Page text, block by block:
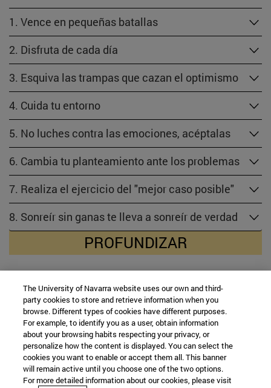
1. Vence en pequeñas batallas
2. Disfruta de cada día
3. Esquiva las trampas que cazan el optimismo
4. Cuida tu entorno
5. No luches contra las emociones, acéptalas
6. Cambia tu planteamiento ante los problemas
7. Realiza el ejercicio del "mejor caso posible"
8. Sonreír sin ganas te lleva a sonreír de verdad
PROFUNDIZAR
Recursos
1. Artículos
The University of Navarra website uses our own and third-
party cookies to store and retrieve information when you
browse. Different types of cookies have different purposes.
For example, to identify you as a user, obtain information
about your browsing habits respecting your privacy, or
personalize how the content is displayed. You can select the
cookies you want to enable or accept them all. This banner
will remain active until you choose one of the two options.
For more detailed information about our cookies, please visit